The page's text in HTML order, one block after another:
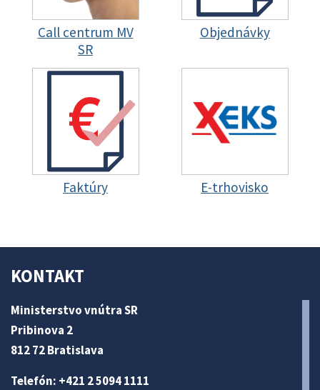
Call centrum MV
SR
Objednávky
Faktúry E-trhovisko
KONTAKT
Ministerstvo vnútra SR
Pribinova 2
812 72 Bratislava
Telefón: +421 2 5094 1111